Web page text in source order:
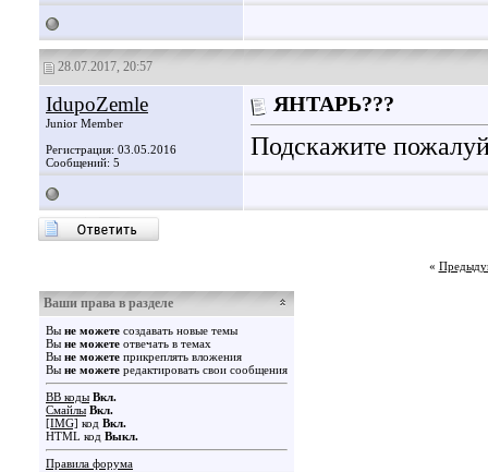
28.07.2017, 20:57
IdupoZemle
Junior Member
Регистрация: 03.05.2016
Сообщений: 5
ЯНТАРЬ???
Подскажите
«
Ваши права в разделе
Вы не можете создавать новые темы
Вы не можете отвечать в темах
Вы не можете прикреплять вложения
Вы не можете редактировать свои сообщения
BB коды Вкл.
Смайлы Вкл.
[IMG] код Вкл.
HTML код Выкл.
Правила форума